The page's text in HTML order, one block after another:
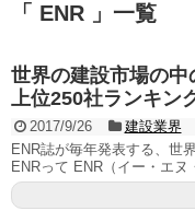
「 ENR 」一覧
世界の建設市場の
上位250社ランキ
2017/9/26
建設業界
ENR誌が毎年発表する、世
ENRって ENR（イー・エヌ